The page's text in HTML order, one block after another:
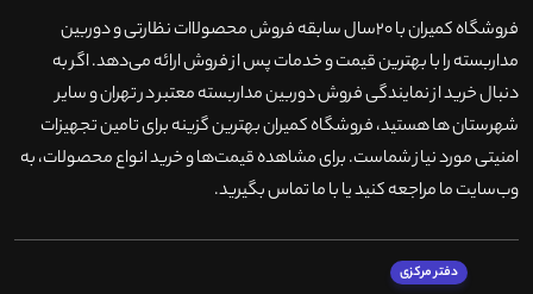
فروشگاه کمیران با ۲۰سال سابقه فروش محصولاات نظارتی و دوربین
مداربسته را با بهترین قیمت و خدمات پس از فروش ارائه می‌دهد. اگر به
دنبال خرید از نمایندگی فروش دوربین مداربسته معتبر در تهران و سایر
شهرستان ها هستید، فروشگاه کمیران بهترین گزینه برای تامین تجهیزات
امنیتی مورد نیاز شماست. برای مشاهده قیمت‌ها و خرید انواع محصولات، به
وب‌سایت ما مراجعه کنید یا با ما تماس بگیرید.
دفتر مرکزی